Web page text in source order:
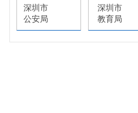
深圳市
公安局
深圳市
教育局